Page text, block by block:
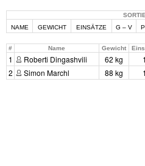
NAME
GEWICHT EINSÄTZE G – V
# Name Gewicht
1 Roberti Dingashvili 62 kg
2
Simon Marchl 88 kg